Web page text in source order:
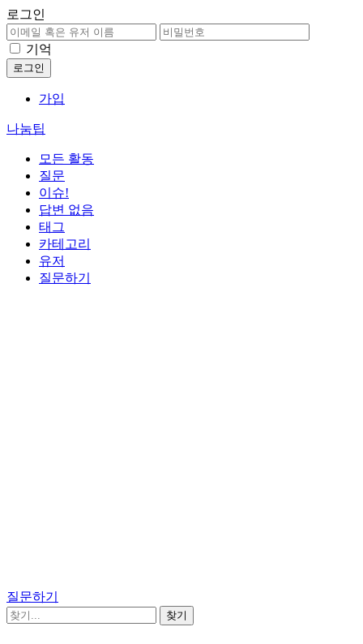
로그인
기억
가입
나눔팁
모든 활동
질문
이슈!
답변 없음
태그
카테고리
유저
질문하기
질문하기